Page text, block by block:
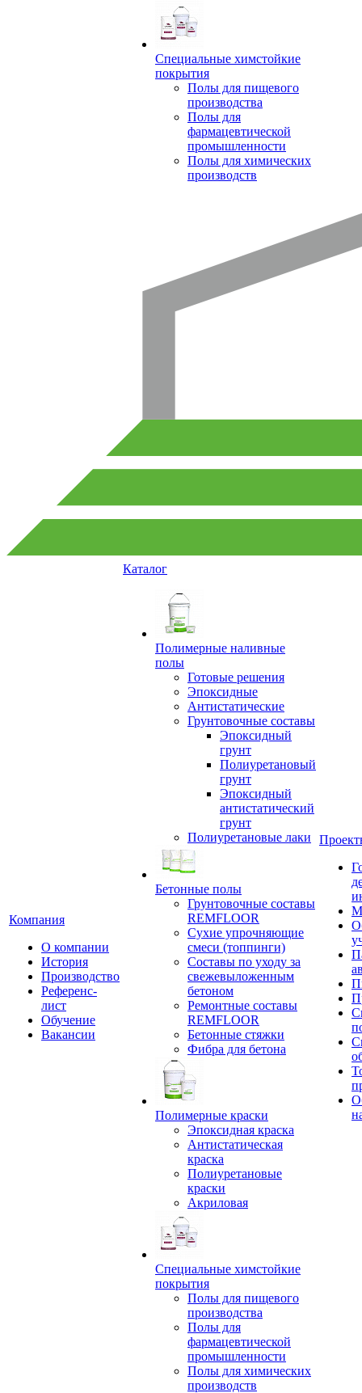
Специальные химстойкие
покрытия
Полы для пищевого
производства
Полы для
фармацевтической
промышленности
Полы для химических
производств
Компания
О компании
История
Производство
Референс-
лист
Обучение
Вакансии
Каталог
Полимерные наливные
полы
Готовые решения
Эпоксидные
Антистатические
Грунтовочные составы
Эпоксидный
грунт
Полиуретановый
грунт
Эпоксидный
антистатический
грунт
Полиуретановые лаки
Бетонные полы
Грунтовочные составы
REMFLOOR
Сухие упрочняющие
смеси (топпинги)
Составы по уходу за
свежевыложенным
бетоном
Ремонтные составы
REMFLOOR
Бетонные стяжки
Фибра для бетона
Полимерные краски
Эпоксидная краска
Антистатическая
краска
Полиуретановые
краски
Акриловая
Специальные химстойкие
покрытия
Полы для пищевого
производства
Полы для
фармацевтической
промышленности
Полы для химических
производств